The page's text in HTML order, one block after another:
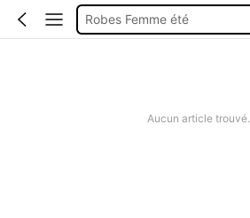
Short Femme été
Aucun article trouvé.